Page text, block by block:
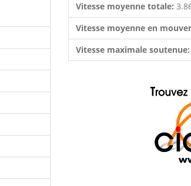
Vitesse moyenne totale:
Vitesse moyenne en
Vitesse maximale soutenue: